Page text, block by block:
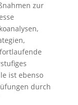
zur
ist ebenso
durch